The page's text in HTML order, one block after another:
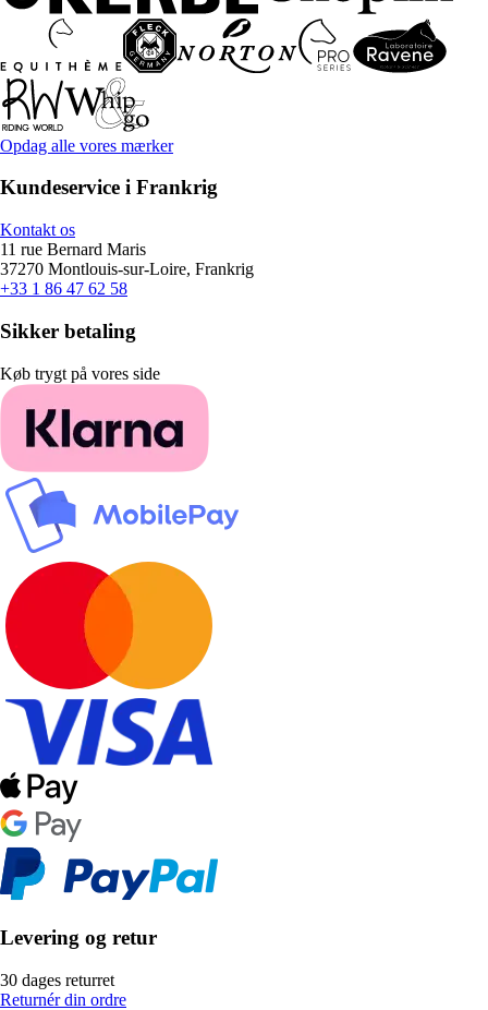
Opdag alle vores mærker
Kundeservice i Frankrig
Kontakt os
11 rue Bernard Maris
37270 Montlouis-sur-Loire, Frankrig
+33 1 86 47 62 58
Sikker betaling
Køb trygt på vores side
Levering og retur
30 dages returret
Returnér din ordre